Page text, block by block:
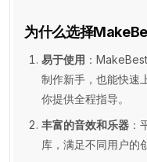
为什么选择
易于使用 ：
制作新手，也能快速
你提供全程指导。
丰富的音效和乐器 ：
库，满足不同用户的